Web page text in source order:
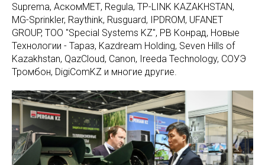
Suprema, АскомМЕТ, Regula, TP-LINK KAZAKHSTAN,
MG-Sprinkler, Raythink, Rusguard, IPDROM, UFANET
GROUP, ТОО "Special Systems KZ", РВ Конрад, Новые
Технологии - Тараз, Kazdream Holding, Seven Hills of
Kazakhstan, QazCloud, Canon, Ireeda Technology, СОУЭ
Тромбон, DigiComKZ и многие другие.